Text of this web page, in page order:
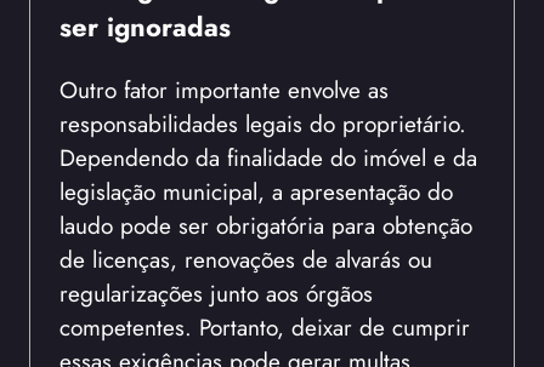
ser ignoradas
Outro fator importante envolve as
responsabilidades legais do proprietário.
Dependendo da finalidade do imóvel e da
legislação municipal, a apresentação do
laudo pode ser obrigatória para obtenção
de licenças, renovações de alvarás ou
regularizações junto aos órgãos
competentes. Portanto, deixar de cumprir